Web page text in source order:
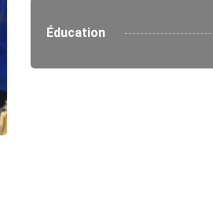
ENVIRONNEMENT
Éducation